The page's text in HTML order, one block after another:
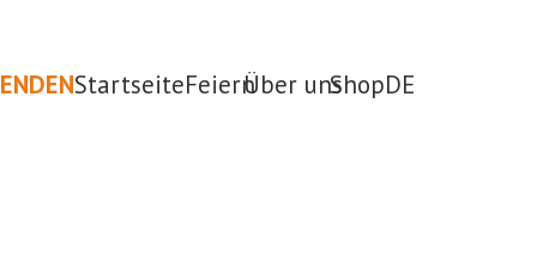
StartseiteFeiernÜber unsShopDE